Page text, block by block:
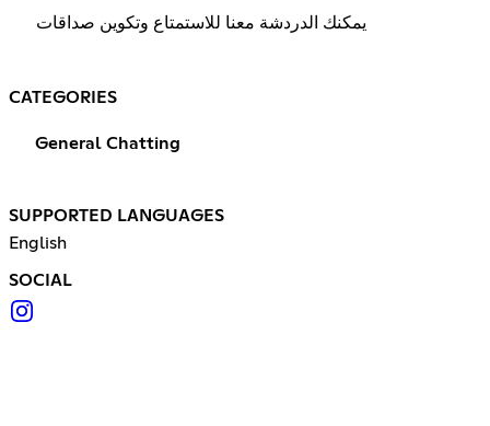
يمكنك الدردشة معنا للاستمتاع وتكوين صداقات
CATEGORIES
General Chatting
SUPPORTED LANGUAGES
English
SOCIAL